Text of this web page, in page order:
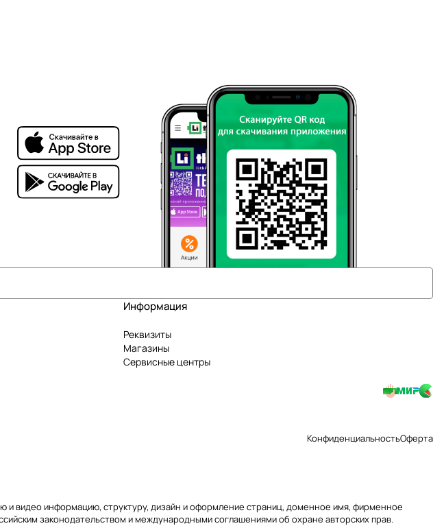
Информация
Реквизиты
Магазины
Сервисные центры
КонфиденциальностьОферта
и видео информацию, структуру, дизайн и оформление страниц, доменное имя, фирменное
законодательством и международными соглашениями об охране авторских прав.